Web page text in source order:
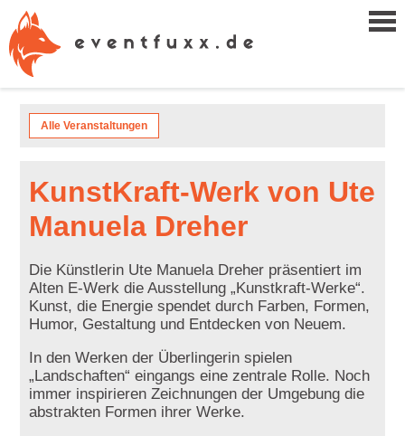
Alle Veranstaltungen
KunstKraft-Werk von Ute
Manuela Dreher
Die Künstlerin Ute Manuela Dreher präsentiert im
Alten E-Werk die Ausstellung „Kunstkraft-Werke“.
Kunst, die Energie spendet durch Farben, Formen,
Humor, Gestaltung und Entdecken von Neuem.
In den Werken der Überlingerin spielen
„Landschaften“ eingangs eine zentrale Rolle. Noch
immer inspirieren Zeichnungen der Umgebung die
abstrakten Formen ihrer Werke.